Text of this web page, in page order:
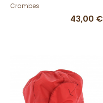
CRAMBES
Crambes
43,00 €